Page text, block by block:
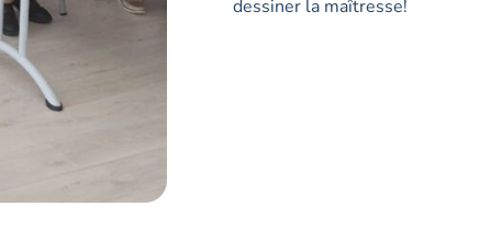
dessiner la maîtresse!